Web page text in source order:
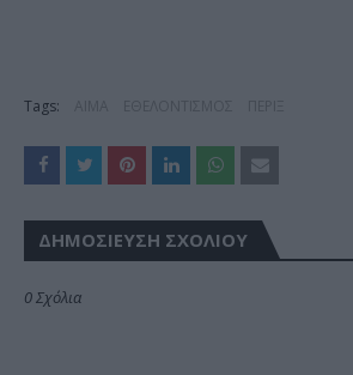
Tags:
ΔΗΜΟΣΊΕΥΣΗ ΣΧΟΛΊΟΥ
0 Σχόλια